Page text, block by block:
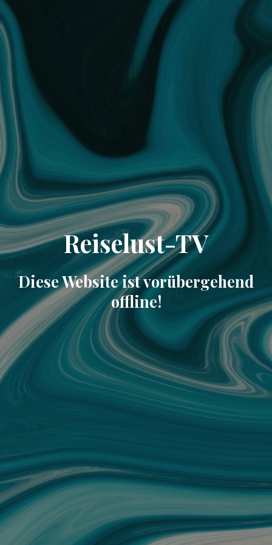
Reiselust-TV
Diese Website ist vorübergehend
offline!